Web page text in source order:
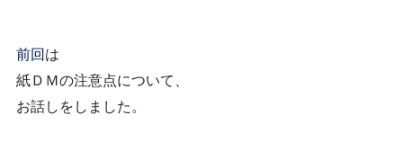
前回 は
紙ＤＭの注意点について、
お話しをしました。